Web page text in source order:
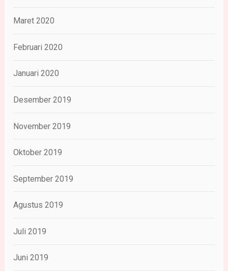
Maret 2020
Februari 2020
Januari 2020
Desember 2019
November 2019
Oktober 2019
September 2019
Agustus 2019
Juli 2019
Juni 2019